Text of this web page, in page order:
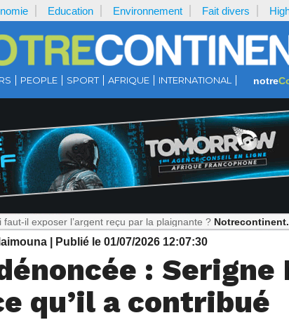
Education Environnement Fait divers
PEOPLE SPORT AFRIQUE INTERNATIONAL notre
l’argent reçu par la plaignante ? Notrecontinent.com :
| Publié le 01/07/2026 12:07:30
: Serigne
qu’il a contribué